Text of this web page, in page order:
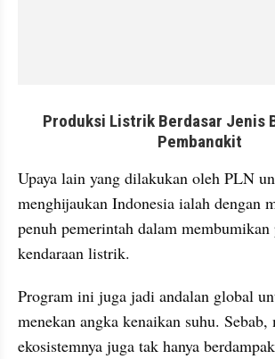
embed
Upaya lain yang dilakukan oleh PLN
menghijaukan Indonesia ialah dengan
penuh pemerintah dalam membumikan
kendaraan listrik.
Program ini juga jadi andalan global
menekan angka kenaikan suhu. Sebab,
ekosistemnya juga tak hanya